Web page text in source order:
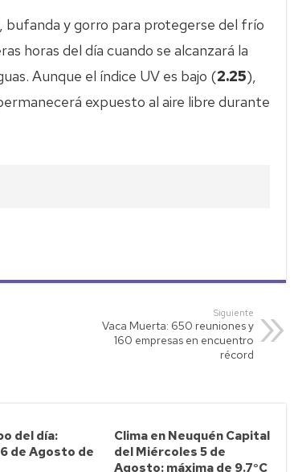
bufanda y gorro para protegerse del frío
horas del día cuando se alcanzará la
Aunque el índice UV es bajo (2.25),
expuesto al aire libre durante
Siguiente
Vaca Muerta: 650 reuniones y
160 empresas en encuentro
récord
del día:
de Agosto de
Clima en Neuquén Capital
del Miércoles 5 de
Agosto: máxima de 9.7°C